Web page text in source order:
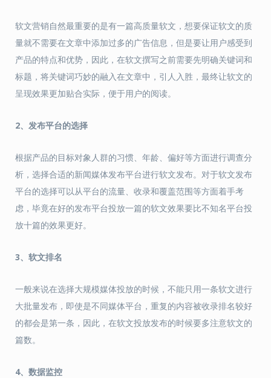
软文营销自然最重要的是有一篇高质量软文，想要保证软文的质
量就不需要在文章中添加过多的广告信息，但是要让用户感受到
产品的特点和优势，因此，在软文撰写之前需要先明确关键词和
标题，将关键词巧妙的融入在文章中，引人入胜，最终让软文的
呈现效果更加贴合实际，便于用户的阅读。
2、发布平台的选择
根据产品的目标对象人群的习惯、年龄、偏好等方面进行调查分
析，选择合适的新闻媒体发布平台进行软文发布。对于软文发布
平台的选择可以从平台的流量、收录和覆盖范围等方面着手考
虑，毕竟在好的发布平台投放一篇的软文效果要比不知名平台投
放十篇的效果更好。
3、软文排名
一般来说在选择大规模媒体投放的时候，不能只用一条软文进行
大批量发布，即使是不同媒体平台，重复的内容被收录排名较好
的都会是第一条，因此，在软文投放发布的时候要多注意软文的
篇数。
4、数据监控